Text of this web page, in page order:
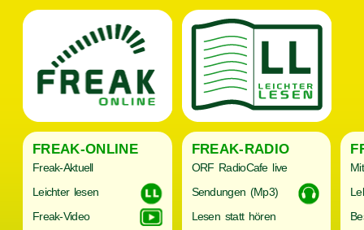
FREAK-ONLINE
Freak-Aktuell
Leichter lesen
Freak-Video
FREAK-RADIO
ORF RadioCafe live
Sendungen (Mp3)
Lesen statt hören